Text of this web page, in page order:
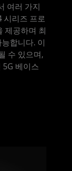
여러 가지
시리즈 프로
제공하며 최
합니다. 이
수 있으며,
5G 베이스